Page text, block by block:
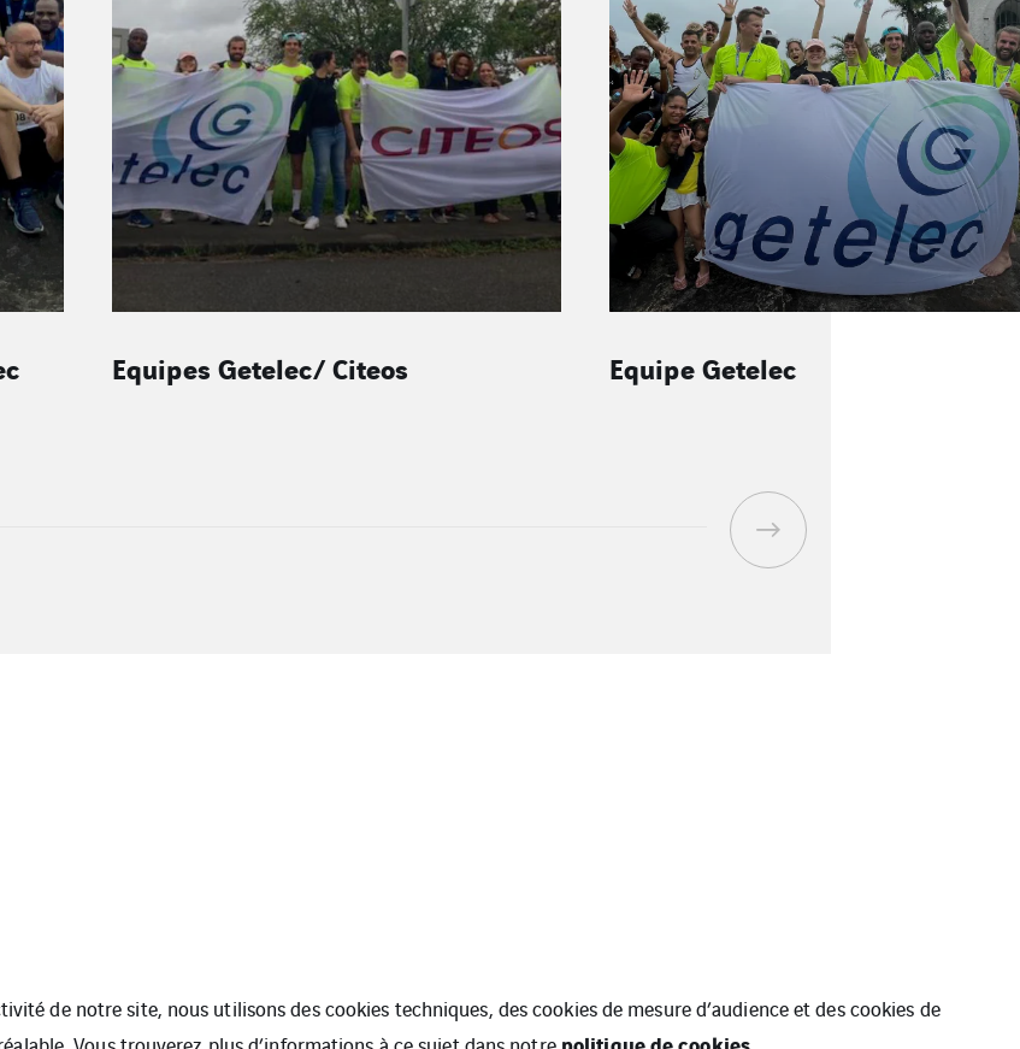
Equipe Getelec Olé de fin
de notre site, nous utilisons des cookies techniques, des cookies de mesure d’audience et des cookies de